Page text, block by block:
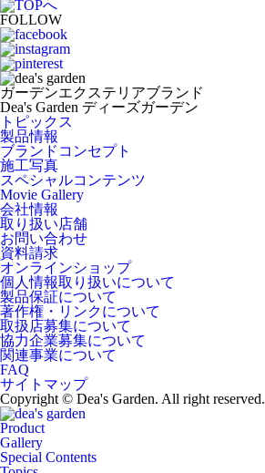
FOLLOW
ガーデンエクステリアブランド
Dea's Garden ディーズガーデン
トピックス
製品情報
ブランドコンセプト
施工写真
スペシャルコンテンツ
Movie Gallery
会社情報
取り扱い店舗
お問い合わせ
資料請求
オンラインショップ
個人情報取り扱いについて
製品保証について
著作権・リンクについて
取扱店募集について
協力企業募集について
関連事業について
FAQ
サイトマップ
Copyright © Dea's Garden. All right reserved.
Product
Gallery
Special Contents